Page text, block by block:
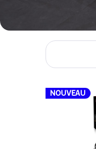
NOUVEAU